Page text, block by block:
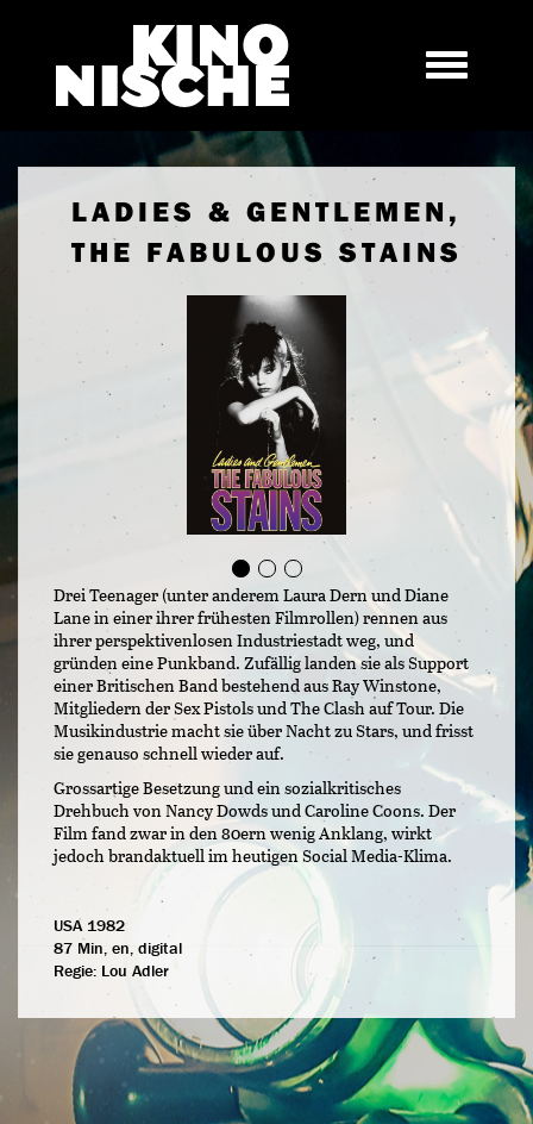
LADIES & GENTLEMEN,
THE FABULOUS STAINS
Drei Teenager (unter anderem Laura Dern und Diane
Lane in einer ihrer frühesten Filmrollen) rennen aus
ihrer perspektivenlosen Industriestadt weg, und
gründen eine Punkband. Zufällig landen sie als Support
einer Britischen Band bestehend aus Ray Winstone,
Mitgliedern der Sex Pistols und The Clash auf Tour. Die
Musikindustrie macht sie über Nacht zu Stars, und frisst
sie genauso schnell wieder auf.
Grossartige Besetzung und ein sozialkritisches
Drehbuch von Nancy Dowds und Caroline Coons. Der
Film fand zwar in den 80ern wenig Anklang, wirkt
jedoch brandaktuell im heutigen Social Media-Klima.
USA 1982
87 Min, en, digital
Regie: Lou Adler